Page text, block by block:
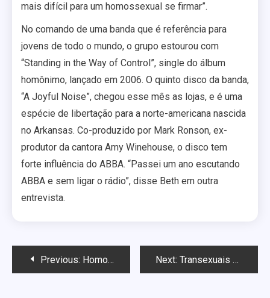
mais difícil para um homossexual se firmar”.
No comando de uma banda que é referência para
jovens de todo o mundo, o grupo estourou com
“Standing in the Way of Control”, single do álbum
homônimo, lançado em 2006. O quinto disco da banda,
“A Joyful Noise”, chegou esse mês as lojas, e é uma
espécie de libertação para a norte-americana nascida
no Arkansas. Co-produzido por Mark Ronson, ex-
produtor da cantora Amy Winehouse, o disco tem
forte influência do ABBA. “Passei um ano escutando
ABBA e sem ligar o rádio”, disse Beth em outra
entrevista.
Navegação
Previous: Homossexual é abusado e morto a pedradas no interior do Rio Next: Transexuais protagonizam campanha de carro da Mercedez